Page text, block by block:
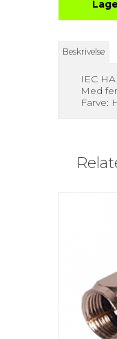
Beskrivelse
IEC
Med
Farve: